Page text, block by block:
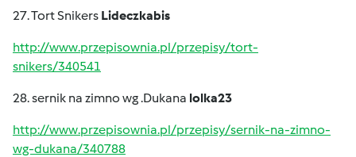
27. Tort Snikers Lideczkabis
http://www.przepisownia.pl/przepisy/tort-
snikers/340541
28. sernik na zimno wg .Dukana lolka23
http://www.przepisownia.pl/przepisy/sernik-na-zimno-
wg-dukana/340788